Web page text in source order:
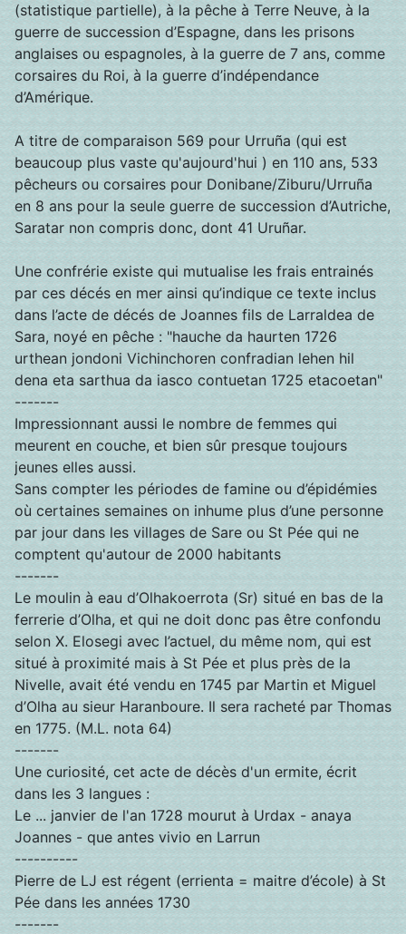
(statistique partielle), à la pêche à Terre Neuve, à la
guerre de succession d’Espagne, dans les prisons
anglaises ou espagnoles, à la guerre de 7 ans, comme
corsaires du Roi, à la guerre d’indépendance
d’Amérique.
A titre de comparaison 569 pour Urruña (qui est
beaucoup plus vaste qu'aujourd'hui ) en 110 ans, 533
pêcheurs ou corsaires pour Donibane/Ziburu/Urruña
en 8 ans pour la seule guerre de succession d’Autriche,
Saratar non compris donc, dont 41 Uruñar.
Une confrérie existe qui mutualise les frais entrainés
par ces décés en mer ainsi qu’indique ce texte inclus
dans l’acte de décés de Joannes fils de Larraldea de
Sara, noyé en pêche : "hauche da haurten 1726
urthean jondoni Vichinchoren confradian lehen hil
dena eta sarthua da iasco contuetan 1725 etacoetan"
-------
Impressionnant aussi le nombre de femmes qui
meurent en couche, et bien sûr presque toujours
jeunes elles aussi.
Sans compter les périodes de famine ou d’épidémies
où certaines semaines on inhume plus d’une personne
par jour dans les villages de Sare ou St Pée qui ne
comptent qu'autour de 2000 habitants
-------
Le moulin à eau d’Olhakoerrota (Sr) situé en bas de la
ferrerie d’Olha, et qui ne doit donc pas être confondu
selon X. Elosegi avec l’actuel, du même nom, qui est
situé à proximité mais à St Pée et plus près de la
Nivelle, avait été vendu en 1745 par Martin et Miguel
d’Olha au sieur Haranboure. Il sera racheté par Thomas
en 1775. (M.L. nota 64)
-------
Une curiosité, cet acte de décès d'un ermite, écrit
dans les 3 langues :
Le ... janvier de l'an 1728 mourut à Urdax - anaya
Joannes - que antes vivio en Larrun
----------
Pierre de LJ est régent (errienta = maitre d’école) à St
Pée dans les années 1730
-------